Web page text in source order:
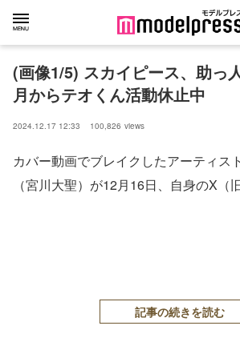
(画像1/5) スカイピース、助っ
月からテオくん活動休止中
2024.12.17 12:33 100,826 views
カバー動画でブレイクしたアーティス
（宮川大聖）が12月16日、自身のX（
記事の続きを読む